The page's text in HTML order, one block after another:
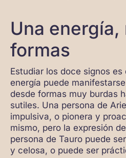
Una energía,
formas
Estudiar los doce signos
energía puede
desde formas muy burdas
sutiles. Una persona de
impulsiva, o pionera y
mismo, pero la expresión
persona de Tauro puede
y celosa, o puede ser